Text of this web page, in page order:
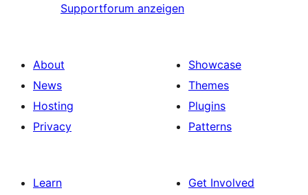
Supportforum anzeigen
About
News
Hosting
Privacy
Showcase
Themes
Plugins
Patterns
Learn
Get Involved